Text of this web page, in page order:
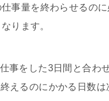
事量を終わらせるのに
ります。
事をした3日間と合わ
えるのにかかる日数は